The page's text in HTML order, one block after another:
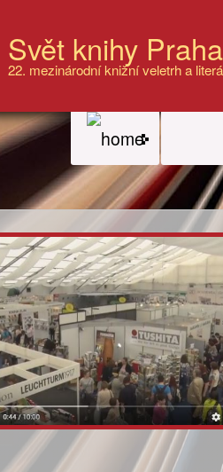
Svět knihy
22. mezinárodní knižní veletrh a